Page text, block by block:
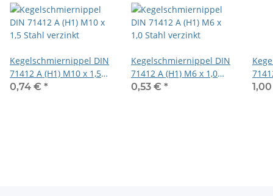
Kegelschmiernippel DIN
71412 A (H1) M10 x 1,5
Stahl verzinkt
0,74 € *
Kegelschmiernippel DIN
71412 A (H1) M6 x 1,0
Stahl verzinkt
0,53 € *